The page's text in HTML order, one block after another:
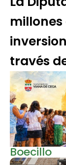
través
Boecillo